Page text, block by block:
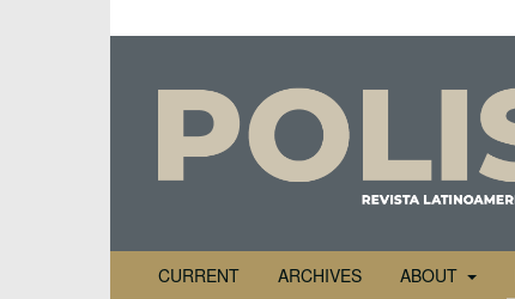
CURRENT ARCHIVES ABOUT